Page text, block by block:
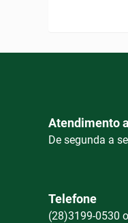
Atendimento
De segunda a
Telefone
(28)3199-0530